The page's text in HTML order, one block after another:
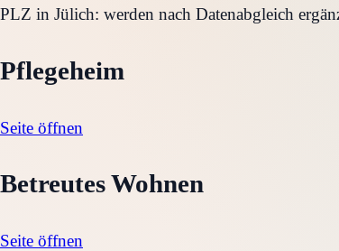
PLZ in Jülich: werden nach Datenabgleich
Pflegeheim
Seite öffnen
Betreutes Wohnen
Seite öffnen